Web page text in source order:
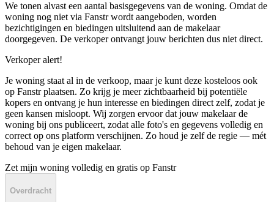
We tonen alvast een aantal basisgegevens van de woning. Omdat de
woning nog niet via Fanstr wordt aangeboden, worden
bezichtigingen en biedingen uitsluitend aan de makelaar
doorgegeven. De verkoper ontvangt jouw berichten dus niet direct.
Verkoper alert!
Je woning staat al in de verkoop, maar je kunt deze kosteloos ook
op Fanstr plaatsen. Zo krijg je meer zichtbaarheid bij potentiële
kopers en ontvang je hun interesse en biedingen direct zelf, zodat je
geen kansen misloopt. Wij zorgen ervoor dat jouw makelaar de
woning bij ons publiceert, zodat alle foto's en gegevens volledig en
correct op ons platform verschijnen. Zo houd je zelf de regie — mét
behoud van je eigen makelaar.
Zet mijn woning volledig en gratis op Fanstr
Overdracht